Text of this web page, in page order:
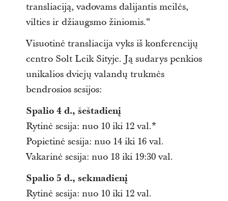
transliaciją, vadovams dalijantis meilės,
vilties ir džiaugsmo žiniomis.“
Visuotinė transliacija vyks iš konferencijų
centro Solt Leik Sityje. Ją sudarys penkios
unikalios dviejų valandų trukmės
bendrosios sesijos:
Spalio 4 d., šeštadienį
Rytinė sesija: nuo 10 iki 12 val.*
Popietinė sesija: nuo 14 iki 16 val.
Vakarinė sesija: nuo 18 iki 19:30 val.
Spalio 5 d., sekmadienį
Rytinė sesija: nuo 10 iki 12 val.